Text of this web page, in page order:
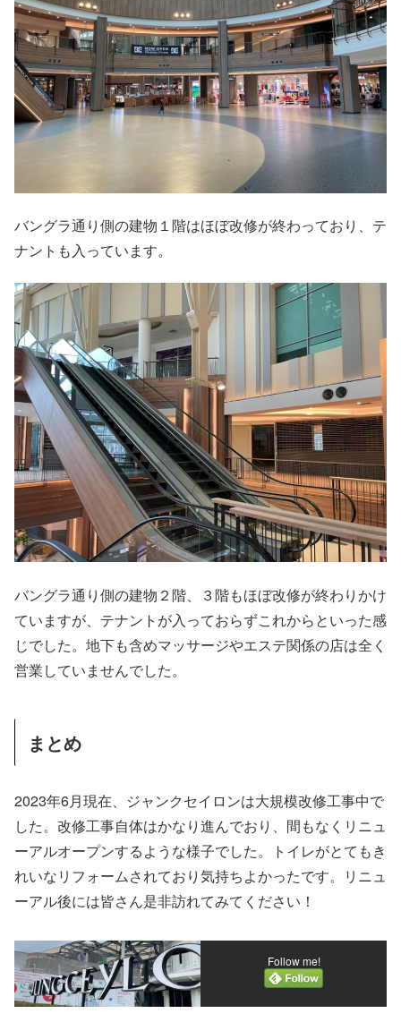
バングラ通り側の建物１階はほぼ改修が終わっており、テ
ナントも入っています。
バングラ通り側の建物２階、３階もほぼ改修が終わりかけ
ていますが、テナントが入っておらずこれからといった感
じでした。地下も含めマッサージやエステ関係の店は全く
営業していませんでした。
まとめ
2023年6月現在、ジャンクセイロンは大規模改修工事中で
した。改修工事自体はかなり進んでおり、間もなくリニュ
ーアルオープンするような様子でした。トイレがとてもき
れいなリフォームされており気持ちよかったです。リニュ
ーアル後には皆さん是非訪れてみてください！
Follow me!